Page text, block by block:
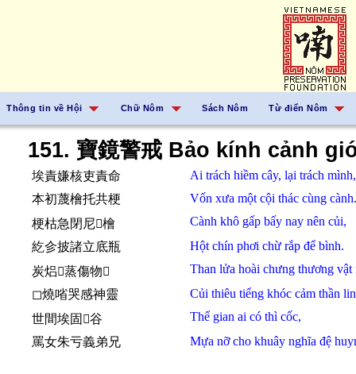
Thông tin về Hội Chữ Nôm Sách Nôm Từ điển Nôm
151. 寶鏡警戒 Bảo kính cảnh
埃責嫌核吏責命 Ai trách hiềm cây, lại trách mình,
本初蔑檜托共梗
Vốn xưa một cội thác cùng cành.
梗枯急閉尼𢧚檜
Cành khô gấp bấy nay nên củi,
紇㐱披諸立底瓶
Hột chín phơi chừ rắp để bình.
炭焒𢙇蒸傷物𤒛
Than lửa hoài chưng thương vật
◻燒㗂哭感神靈
Củi thiêu tiếng khóc cảm thần
世間埃固𪰛谷
Thế gian ai có thì cốc,
罵女朱亏義弟兄
Mựa nỡcho khuây nghĩa đệ